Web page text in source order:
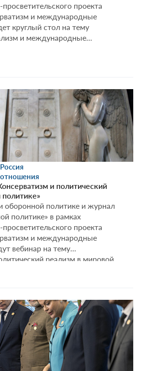
проекта
и международные
круглый стол на тему
и международные
и политический
оборонной политике и журнал
политике» в рамках
проекта
и международные
вебинар на тему
реализм в мировой